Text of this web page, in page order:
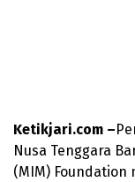
Ketikjari.com –
Nusa Tenggara
(MIM)